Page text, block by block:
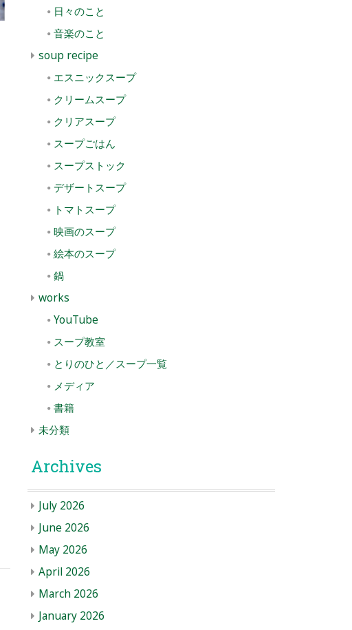
日々のこと
音楽のこと
soup recipe
エスニックスープ
クリームスープ
クリアスープ
スープごはん
スープストック
デザートスープ
トマトスープ
映画のスープ
絵本のスープ
鍋
works
YouTube
スープ教室
とりのひと／スープ一覧
メディア
書籍
未分類
Archives
July 2026
June 2026
May 2026
April 2026
March 2026
January 2026